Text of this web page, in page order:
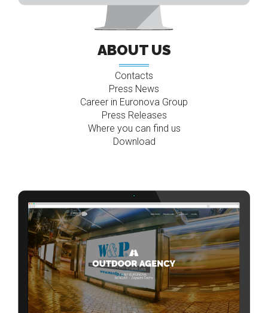
ABOUT US
Contacts
Press News
Career in Euronova Group
Press Releases
Where you can find us
Download